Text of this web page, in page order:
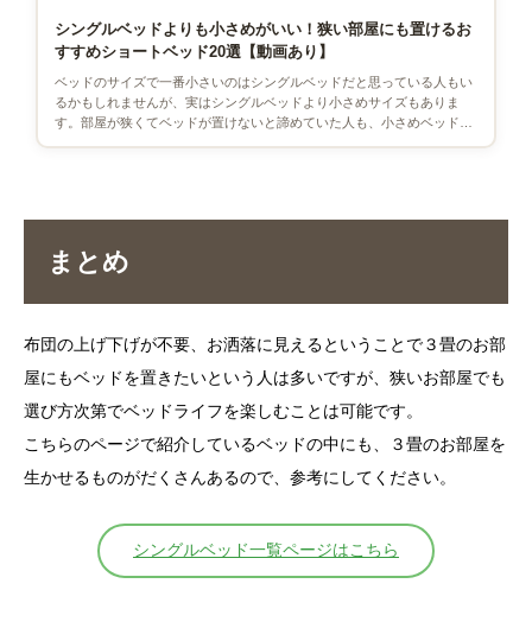
シングルベッドよりも小さめがいい！狭い部屋にも置けるお
すすめショートベッド20選【動画あり】
ベッドのサイズで一番小さいのはシングルベッドだと思っている人もい
るかもしれませんが、実はシングルベッドより小さめサイズもありま
す。部屋が狭くてベッドが置けないと諦めていた人も、小さめベッドな
まとめ
布団の上げ下げが不要、お洒落に見えるということで３畳のお部
屋にもベッドを置きたいという人は多いですが、狭いお部屋でも
選び方次第でベッドライフを楽しむことは可能です。
こちらのページで紹介しているベッドの中にも、３畳のお部屋を
生かせるものがだくさんあるので、参考にしてください。
シングルベッド一覧ページはこちら